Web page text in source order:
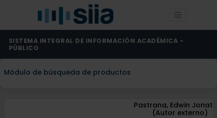
SISTEMA INTEGRAL DE INFORMACIÓN ACADÉMICA -
PÚBLICO
Módulo de búsqueda de productos
Pastrana, Edwin
(Autor externo)